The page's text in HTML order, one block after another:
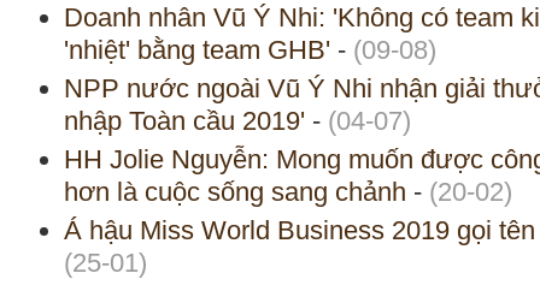
Doanh nhân Vũ Ý Nhi: 'Không có team
'nhiệt' bằng team GHB' - (09-08)
NPP nước ngoài Vũ Ý Nhi nhận giải
nhập Toàn cầu 2019' - (04-07)
HH Jolie Nguyễn: Mong muốn được
hơn là cuộc sống sang chảnh - (20-02)
Á hậu Miss World Business 2019 gọi
(25-01)